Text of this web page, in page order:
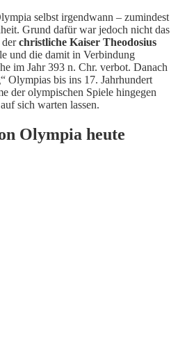
selbst irgendwann – zumindest
Grund dafür war jedoch nicht das
derchristliche Kaiser Theodosius
und die damit in Verbindung
im Jahr 393 n. Chr. verbot. Danach
Olympias bis ins 17. Jahrhundert
der olympischen Spiele hingegen
sich warten lassen.
Olympia heute